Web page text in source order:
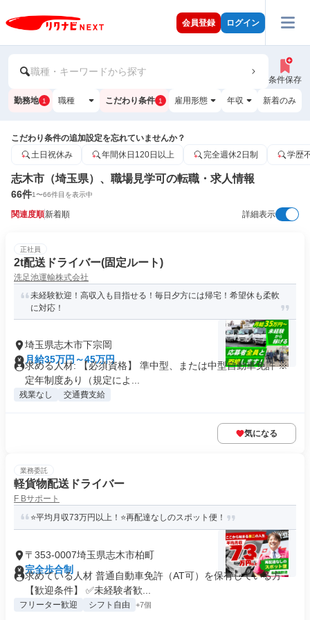
会員登録 ログイン
職種・キーワードから探す
条件保存
勤務地 1 職種 こだわり条件 1 雇用形態 年収 新着のみ
こだわり条件の追加設定を忘れていませんか？
土日祝休み
年間休日120日以上 完全週休2日制 学歴
志木市（埼玉県）、職場見学可の転職・求人情報
66件1〜66件目を表示中
関連度順新着順 詳細表示
正社員
2t配送ドライバー(固定ルート)
洗足池運輸株式会社
未経験歓迎！高収入も目指せる！毎日夕方には帰宅！希望休も柔軟
に対応！
埼玉県志木市下宗岡
月給35万円～45万円
求める人材: 【必須資格】 準中型、または中型自動車免許 ※
定年制度あり（規定によ...
残業なし 交通費支給
気になる
業務委託
軽貨物配送ドライバー
F Bサポート
⭐平均月収73万円以上！⭐再配達なしのスポット便！
〒353-0007埼玉県志木市柏町
完全歩合制
求めている人材 普通自動車免許（AT可）を保有している方
【歓迎条件】 ✅未経験者歓...
フリーター歓迎 シフト自由 +7個